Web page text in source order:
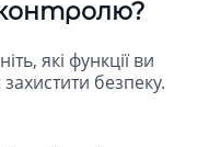
які функції ви
безпеку.